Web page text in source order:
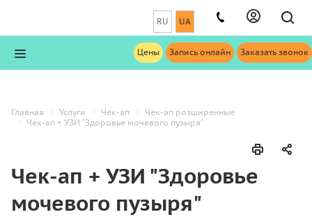
RU UA
Цены Запись онлайн Заказать звонок
Главная Услуги Чек-ап
Чек-ап розширенные
Чек-ап + УЗИ "Здоровье мочевого пузыря"
Чек-ап + УЗИ "Здоровье
мочевого пузыря"